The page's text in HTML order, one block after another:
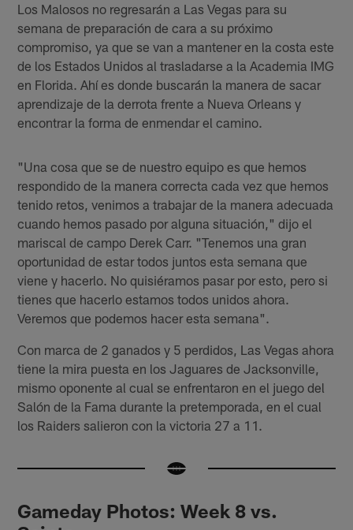
Los Malosos no regresarán a Las Vegas para su
semana de preparación de cara a su próximo
compromiso, ya que se van a mantener en la costa este
de los Estados Unidos al trasladarse a la Academia IMG
en Florida. Ahí es donde buscarán la manera de sacar
aprendizaje de la derrota frente a Nueva Orleans y
encontrar la forma de enmendar el camino.
"Una cosa que se de nuestro equipo es que hemos
respondido de la manera correcta cada vez que hemos
tenido retos, venimos a trabajar de la manera adecuada
cuando hemos pasado por alguna situación," dijo el
mariscal de campo Derek Carr. "Tenemos una gran
oportunidad de estar todos juntos esta semana que
viene y hacerlo. No quisiéramos pasar por esto, pero si
tienes que hacerlo estamos todos unidos ahora.
Veremos que podemos hacer esta semana".
Con marca de 2 ganados y 5 perdidos, Las Vegas ahora
tiene la mira puesta en los Jaguares de Jacksonville,
mismo oponente al cual se enfrentaron en el juego del
Salón de la Fama durante la pretemporada, en el cual
los Raiders salieron con la victoria 27 a 11.
Gameday Photos: Week 8 vs.